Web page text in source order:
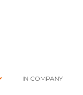
IN COMPANY